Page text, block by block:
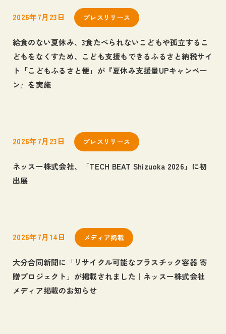
2026年7月23日 プレスリリース
給食のない夏休み、3食たべられないこどもや孤立するこ
どもをなくすため、こども支援もできるふるさと納税サイ
ト「こどもふるさと便」が『夏休み支援量UPキャンペー
ン』を実施
2026年7月23日 プレスリリース
ネッスー株式会社、「TECH BEAT Shizuoka 2026」に初
出展
2026年7月14日 メディア掲載
大分合同新聞に「リサイクル可能なプラスチック容器 寄
贈プロジェクト」が掲載されました｜ネッスー株式会社
メディア掲載のお知らせ